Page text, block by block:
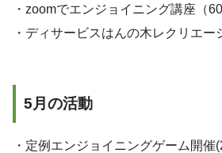
・zoomでエンジョイニング講座（60
・ディサービスはんの木レクリエー
5月の活動
・定例エンジョイニングゲーム開催